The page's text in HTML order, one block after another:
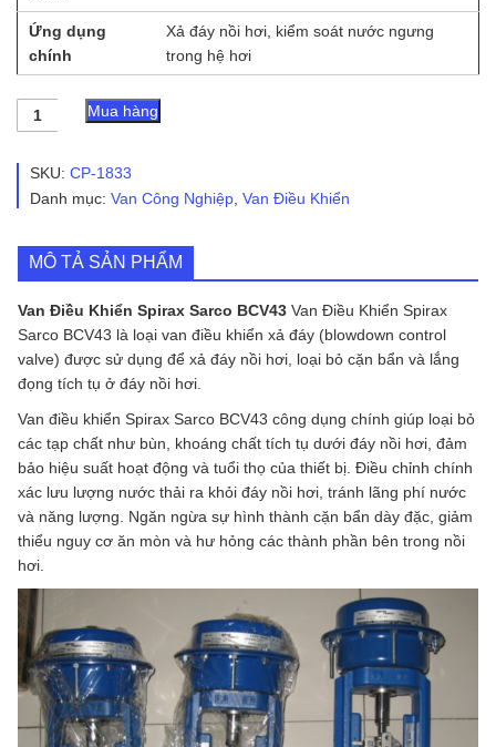
Ứng dụng
chính
Xả đáy nồi hơi, kiểm soát nước ngưng
trong hệ hơi
Van
Điều
Spirax
BCV43
lượng
Mua hàng
SKU: CP-1833
Danh mục: Van Công Nghiệp, Van Điều Khiển
MÔ TẢ SẢN PHẨM
Van Điều Khiển Spirax Sarco BCV43 Van Điều Khiển Spirax
Sarco BCV43 là loại van điều khiển xả đáy (blowdown control
valve) được sử dụng để xả đáy nồi hơi, loại bỏ cặn bẩn và lắng
đọng tích tụ ở đáy nồi hơi.
Van điều khiển Spirax Sarco BCV43 công dụng chính giúp loại bỏ
các tạp chất như bùn, khoáng chất tích tụ dưới đáy nồi hơi, đảm
bảo hiệu suất hoạt động và tuổi thọ của thiết bị. Điều chỉnh chính
xác lưu lượng nước thải ra khỏi đáy nồi hơi, tránh lãng phí nước
và năng lượng. Ngăn ngừa sự hình thành cặn bẩn dày đặc, giảm
thiểu nguy cơ ăn mòn và hư hỏng các thành phần bên trong nồi
hơi.